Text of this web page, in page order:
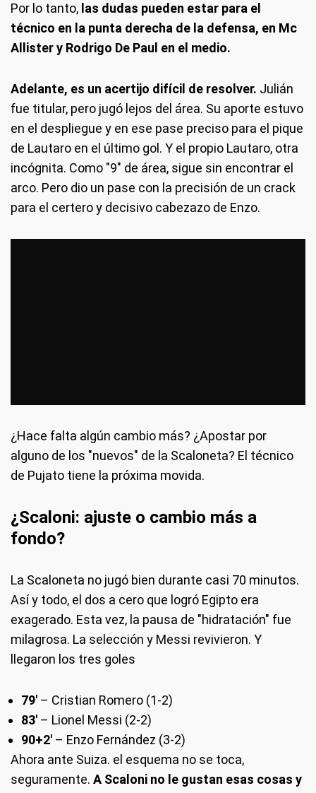
Por lo tanto, las dudas pueden estar para el
técnico en la punta derecha de la defensa, en Mc
Allister y Rodrigo De Paul en el medio.
Adelante, es un acertijo difícil de resolver. Julián
fue titular, pero jugó lejos del área. Su aporte estuvo
en el despliegue y en ese pase preciso para el pique
de Lautaro en el último gol. Y el propio Lautaro, otra
incógnita. Como "9" de área, sigue sin encontrar el
arco. Pero dio un pase con la precisión de un crack
para el certero y decisivo cabezazo de Enzo.
¿Hace falta algún cambio más? ¿Apostar por
alguno de los "nuevos" de la Scaloneta? El técnico
de Pujato tiene la próxima movida.
¿Scaloni: ajuste o cambio más a
fondo?
La Scaloneta no jugó bien durante casi 70 minutos.
Así y todo, el dos a cero que logró Egipto era
exagerado. Esta vez, la pausa de "hidratación" fue
milagrosa. La selección y Messi revivieron. Y
llegaron los tres goles
79' – Cristian Romero (1-2)
83' – Lionel Messi (2-2)
90+2' – Enzo Fernández (3-2)
Ahora ante Suiza. el esquema no se toca,
seguramente. A Scaloni no le gustan esas cosas y